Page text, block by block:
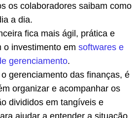
os colaboradores saibam como
a dia.
fica mais ágil, prática e
o investimento em softwares e
gerenciamento.
gerenciamento das finanças, é
organizar e acompanhar os
divididos em tangíveis e
ajudar a entender a situação